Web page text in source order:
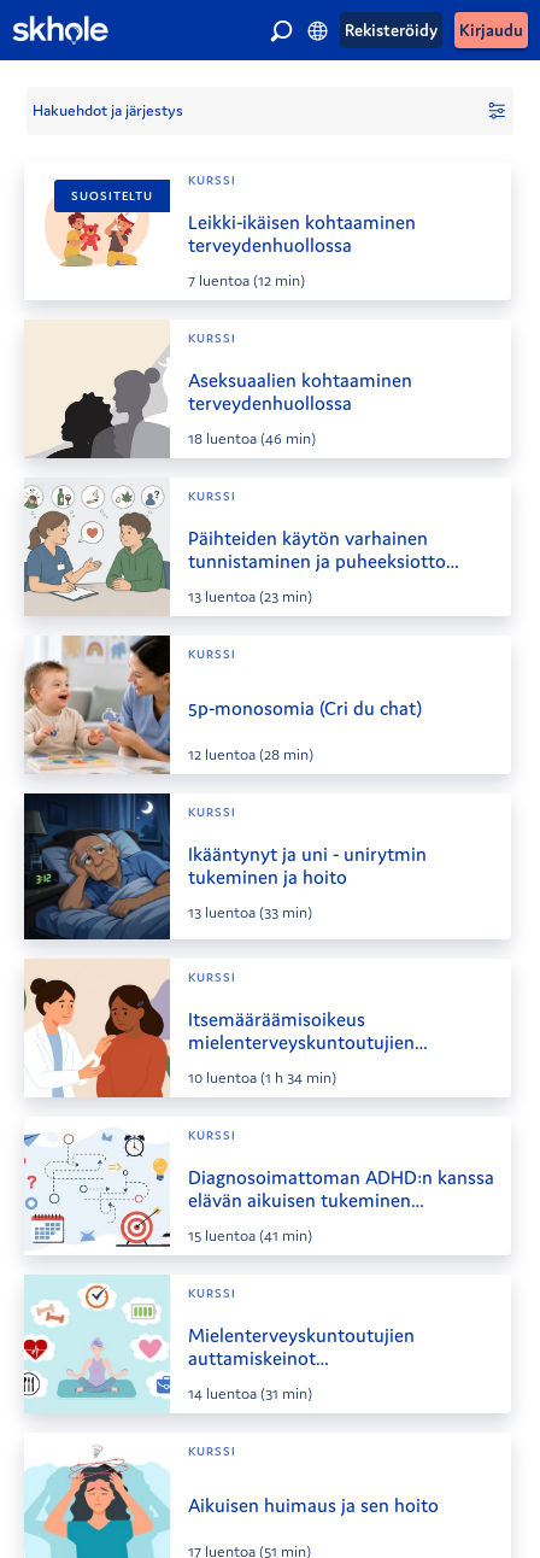
Kirjaudu
Rekisteröidy
Hakuehdot ja järjestys
SUOSITELTU
KURSSI
Leikki-ikäisen kohtaaminen
terveydenhuollossa
7 luentoa(12 min)
KURSSI
Aseksuaalien kohtaaminen
terveydenhuollossa
18 luentoa(46 min)
KURSSI
Päihteiden käytön varhainen
tunnistaminen ja puheeksiotto
13 luentoa(23 min)
KURSSI
5p-monosomia (Cri du chat)
12 luentoa(28 min)
KURSSI
Ikääntynyt ja uni - unirytmin
tukeminen ja hoito
13 luentoa(33 min)
KURSSI
Itsemääräämisoikeus
mielenterveyskuntoutujien
10 luentoa(1 h 34 min)
KURSSI
Diagnosoimattoman ADHD:n kanssa
elävän aikuisen tukeminen
15 luentoa(41 min)
KURSSI
Mielenterveyskuntoutujien
auttamiskeinot
14 luentoa(31 min)
KURSSI
Aikuisen huimaus ja sen hoito
17 luentoa(51 min)